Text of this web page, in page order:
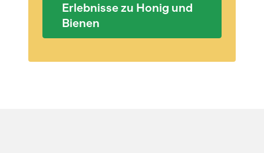
Erlebnisse zu Honig und
Bienen